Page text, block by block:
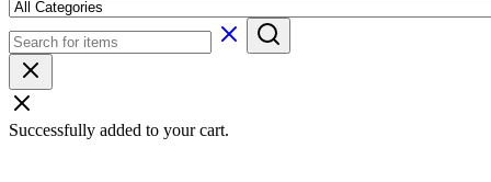
Successfully added to your cart.